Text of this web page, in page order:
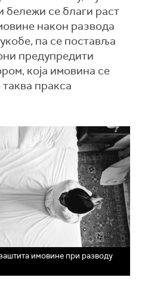
бележи се благи раст
након развода
па се поставља
предупредити
која имовина се
пракса
имовине при разводу